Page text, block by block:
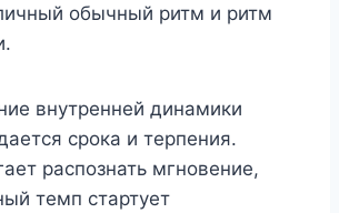
обычный ритм и ритм
внутренней динамики
срока и терпения.
распознать мгновение,
темп стартует